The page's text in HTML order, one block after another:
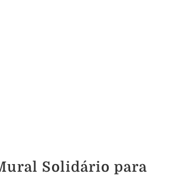
Solidário para